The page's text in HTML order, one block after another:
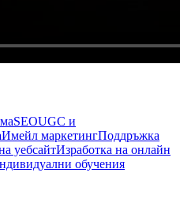
SEOUGC и
Имейл маркетингПоддръжка
уебсайтИзработка на онлайн
обучения